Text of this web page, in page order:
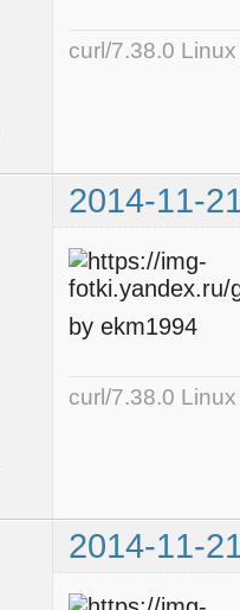
curl/7.38.0
2014-11-
by ekm1994
curl/7.38.0
2014-11-